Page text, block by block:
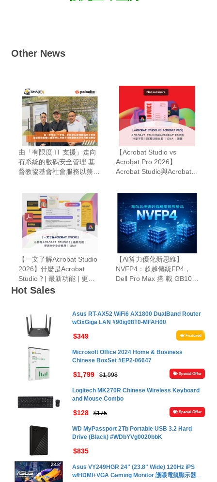
Other News
由「有限度 IT 支援」走向
有系統的數碼安全管理 基
督教協基會社會服務以務實
【Acrobat Studio vs
Acrobat Pro 2026】
Acrobat Studio與Acrobat
比較 | Q&A | 建議
【一文了解Acrobat Studio
2026】什麼是Acrobat
Studio？| 最新功能 | 更適
合中小企使用 | Q&A | 限時
【AI算力優化新思維】
NVFP4：超越傳統FP4，
Dell Pro Max 搭 載 GB10
Hot Sales
Asus RT-AX52 WiFi6 AX1800 DualBand Router
w/3xGiga LAN #90ig08T0-MFAH00
$349 Featured
Microsoft Office 2024 Home & Business
Chinese BoxSet #EP2-06647
$1,799 $1,998 Special Offer
Logitech MK270R Chinese Wireless Keyboard
and Mouse Combo
$128 $175 Special Offer
WD MyPassport 2Tb Portable USB 3.2 Hard
Drive (Black) #WDbYVg0020bbK
$835
Asus VY249HGR 24" (23.8" Wide) 120Hz iPS
w/HDMI+VGA Gaming Monitor 護眼電競顯示器